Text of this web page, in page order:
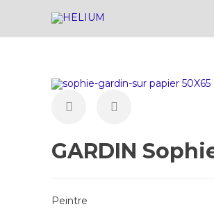
GARDIN
Peintre